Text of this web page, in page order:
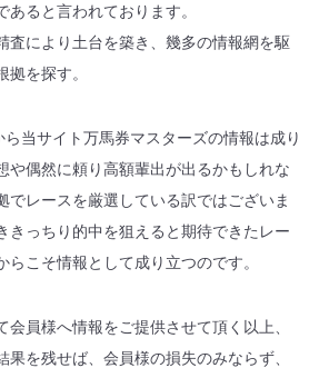
ると言われております。
査により土台を築き、幾多の情報網を駆
を探す。
ら当サイト万馬券マスターズの情報は成り
や偶然に頼り高額輩出が出るかもしれな
でレースを厳選している訳ではございま
きっちり的中を狙えると期待できたレー
らこそ情報として成り立つのです。
会員様へ情報をご提供させて頂く以上、
を残せば、会員様の損失のみならず、